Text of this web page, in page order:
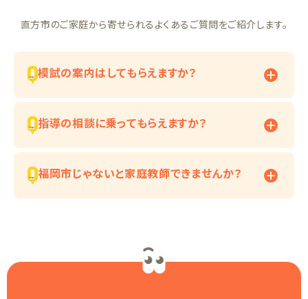
直方市のご家庭から寄せられるよくあるご質問をご紹介します。
模試の案内はしてもらえますか？
指導の相談に乗ってもらえますか？
福岡市じゃないと家庭教師できませんか？